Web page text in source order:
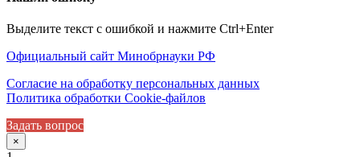
Выделите текст с ошибкой и нажмите Ctrl+Enter
Официальный сайт Минобрнауки РФ
Согласие на обработку персональных данных
Политика обработки Cookie-файлов
Задать вопрос
×